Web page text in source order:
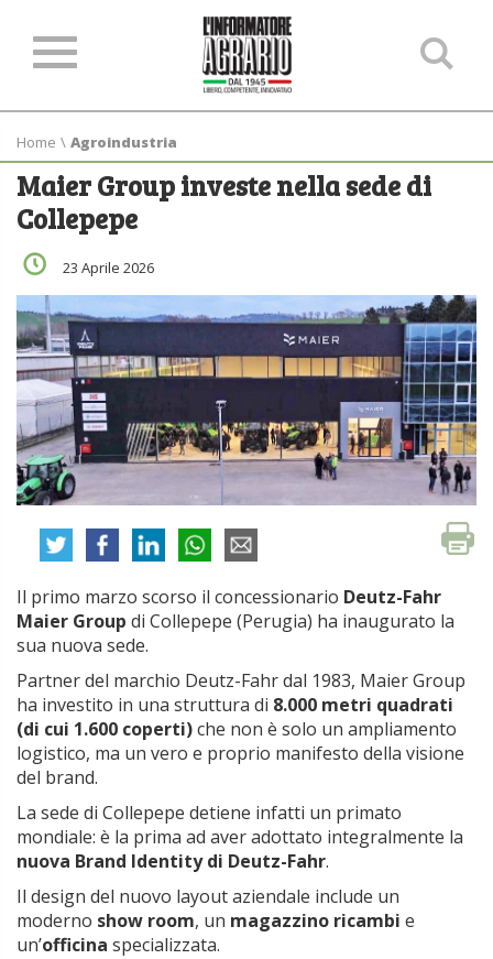
Home \ Agroindustria
Maier Group investe nella sede di
Collepepe
23 Aprile 2026
Il primo marzo scorso il concessionario Deutz-Fahr
Maier Group di Collepepe (Perugia) ha inaugurato la
sua nuova sede.
Partner del marchio Deutz-Fahr dal 1983, Maier Group
ha investito in una struttura di 8.000 metri quadrati
(di cui 1.600 coperti)che non è solo un ampliamento
logistico, ma un vero e proprio manifesto della visione
del brand.
La sede di Collepepe detiene infatti un primato
mondiale: è la prima ad aver adottato integralmente la
nuova Brand Identity di Deutz-Fahr.
Il design del nuovo layout aziendale include un
moderno show room, un magazzino ricambi e
un’officina specializzata.